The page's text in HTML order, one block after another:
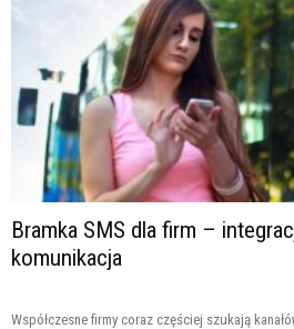
Bramka SMS dla firm –
komunikacja
Współczesne firmy coraz częściej szukają